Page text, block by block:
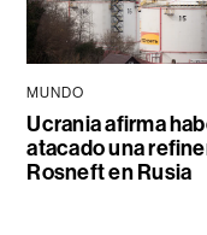
MUNDO
Ucrania afirma
atacado una
Rosneft en Rusia